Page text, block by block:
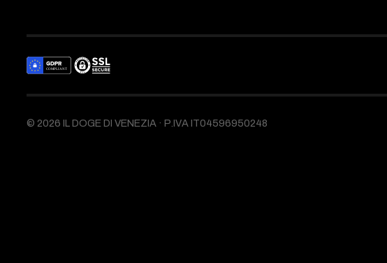
© 2026 IL DOGE DI VENEZIA · P.IVA IT04596950248